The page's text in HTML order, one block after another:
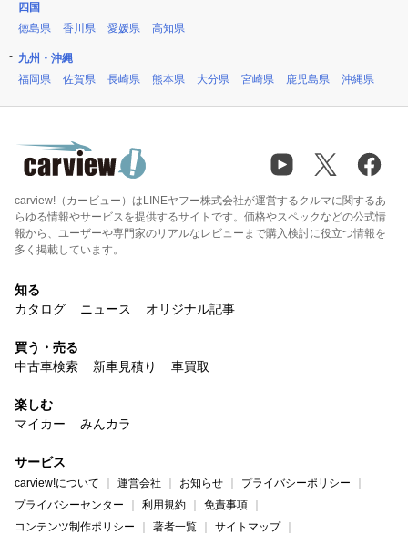
四国
徳島県
香川県 愛媛県 高知県
九州・沖縄
福岡県
佐賀県 長崎県 熊本県 大分県 宮崎県 鹿児島県 沖縄県
carview!（カービュー）はLINEヤフー株式会社が運営するクルマに関するあ
らゆる情報やサービスを提供するサイトです。価格やスペックなどの公式情
報から、ユーザーや専門家のリアルなレビューまで購入検討に役立つ情報を
多く掲載しています。
知る
カタログ
ニュース オリジナル記事
買う・売る
中古車検索
新車見積り 車買取
楽しむ
マイカー
みんカラ
サービス
carview!について 運営会社 お知らせ
プライバシーポリシー
プライバシーセンター
利用規約
免責事項
コンテンツ制作ポリシー
著者一覧
サイトマップ